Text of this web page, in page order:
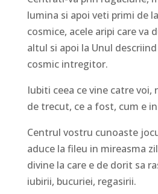
lumina si apoi veti primi de
cosmice, acele aripi care va
altul si apoi la Unul
cosmic intregitor.
Iubiti ceea ce vine catre voi,
de trecut, ce a fost, cum e
Centrul vostru cunoaste
aduce la fileu in mireasma
divine la care e de dorit sa
iubirii, bucuriei, regasirii.